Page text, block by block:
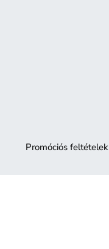
Promóciós feltételek